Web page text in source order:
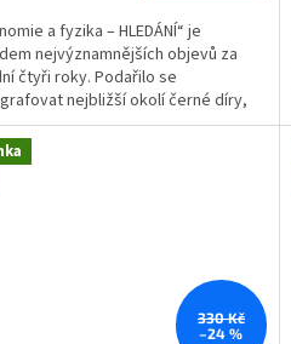
a fyzika – HLEDÁNÍ“ je
nejvýznamnějších objevů za
čtyři roky. Podařilo se
nejbližší okolí černé díry,
odkladech...
330 Kč
–24 %